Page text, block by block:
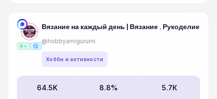
A+ ads_click
Вязание на каждый день | Вязание . Рукоделие
@hobbyamigurumi
Хобби и активности
64.5K 8.8% 5.7К